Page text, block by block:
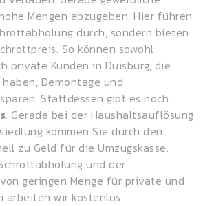
Mengen abzugeben. Hier führen
durch, sondern bieten
. So können sowohl
private Kunden in Duisburg, die
Demontage und
Stattdessen gibt es noch
. Gerade bei der Haushaltsauflösung
kommen Sie durch den
zu Geld für die Umzugskasse.
und der
geringen Menge für private und
arbeiten wir kostenlos.